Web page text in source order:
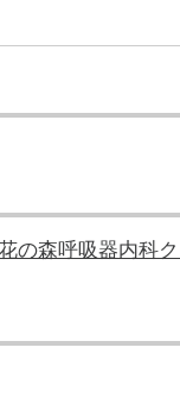
の森呼吸器内科